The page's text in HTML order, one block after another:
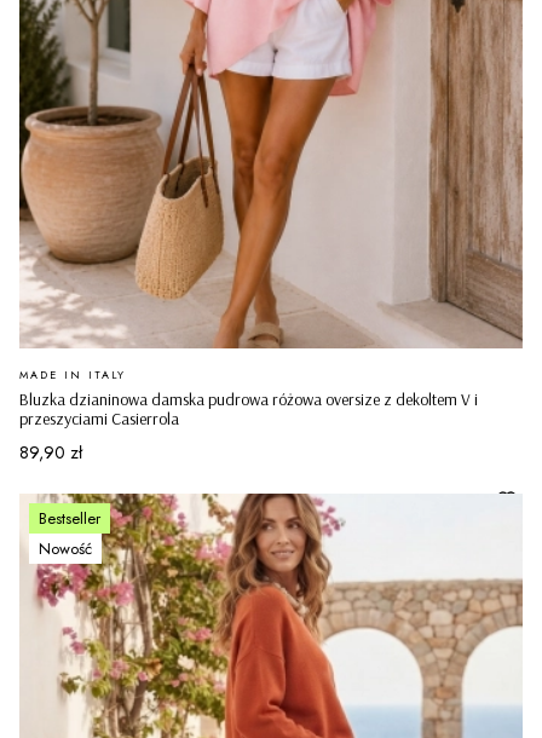
Bluzka dzianinowa damska pudrowa różowa oversize z dekoltem V i
przeszyciami Casierrola
PRODUCENT
MADE IN ITALY
Cena
89,90 zł
Bestseller
Nowość